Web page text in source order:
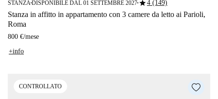
STANZA ■DISPONIBILE DAL 01 SETTEMBRE 2027■star4 (149)
Stanza in affitto in appartamento con 3 camere da letto ai Parioli,
Roma
800 €/mese
+info
CONTROLLATO